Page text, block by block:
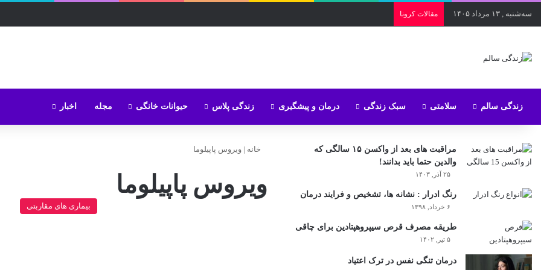
سه‌شنبه , ۱۳ مرداد ۱۴۰۵ مقالات کرونا
زندگی سالم سلامتی سبک زندگی درمان و پیشگیری زندگی پلاس حیوانات خانگی مجله اخبار
خانه | ویروس پاپیلوما
ویروس پاپیلوما
بیماری های مقاربتی
مراقبت های بعد از واکسن ۱۵ سالگی که
والدین حتما باید بدانند!
۲۵ آذر, ۱۴۰۳
رنگ ادرار : نشانه ها، تشخیص و فرایند درمان
۶ خرداد, ۱۳۹۸
طریقه مصرف قرص سیپروهپتادین برای چاقی
۵ تیر, ۱۴۰۲
درمان تنگی نفس در ترک اعتیاد